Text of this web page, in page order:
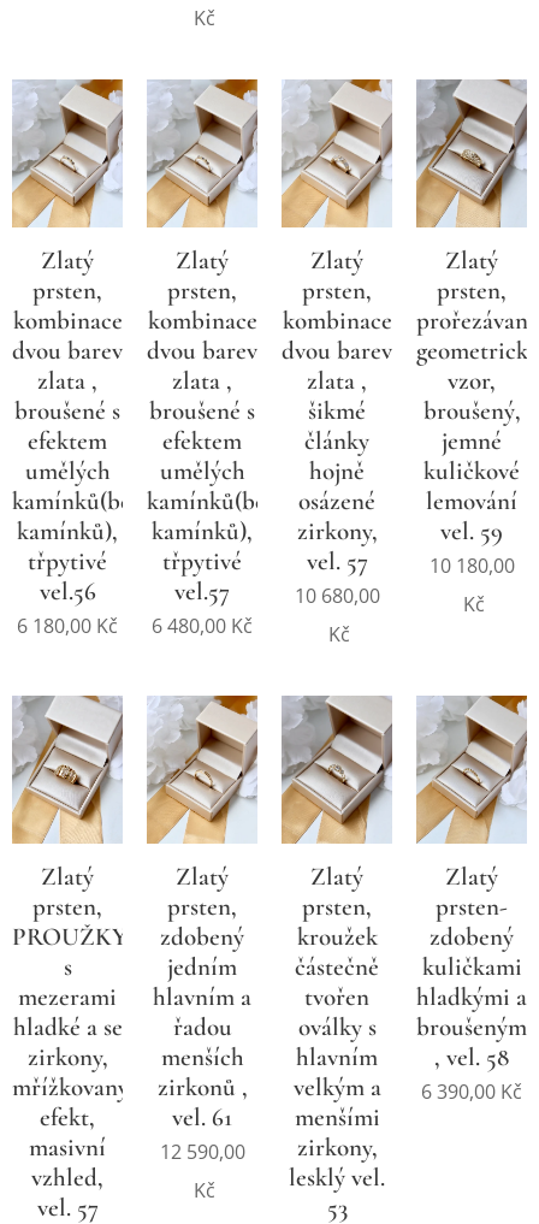
Kč
Zlatý
prsten,
kombinace
dvou barev
zlata ,
broušené s
efektem
umělých
kamínků(bez
kamínků),
třpytivé
vel.56
6 180,00 Kč
Zlatý
prsten,
kombinace
dvou barev
zlata ,
broušené s
efektem
umělých
kamínků(bez
kamínků),
třpytivé
vel.57
6 480,00 Kč
Zlatý
prsten,
kombinace
dvou barev
zlata ,
šikmé
články
hojně
osázené
zirkony,
vel. 57
10 680,00
Kč
Zlatý
prsten,
geometrický
vzor,
broušený,
jemné
kuličkové
lemování
vel. 59
10 180,00
Kč
Zlatý
prsten,
PROUŽKY
s
mezerami
hladké a se
zirkony,
mřížkovaný
efekt,
masivní
vzhled,
vel. 57
Zlatý
prsten,
zdobený
jedním
hlavním a
řadou
menších
zirkonů ,
vel. 61
12 590,00
Kč
Zlatý
prsten,
kroužek
částečně
tvořen
oválky s
hlavním
velkým a
menšími
zirkony,
lesklý vel.
53
Zlatý
prsten-
zdobený
kuličkami
hladkými a
broušenými
, vel. 58
6 390,00 Kč